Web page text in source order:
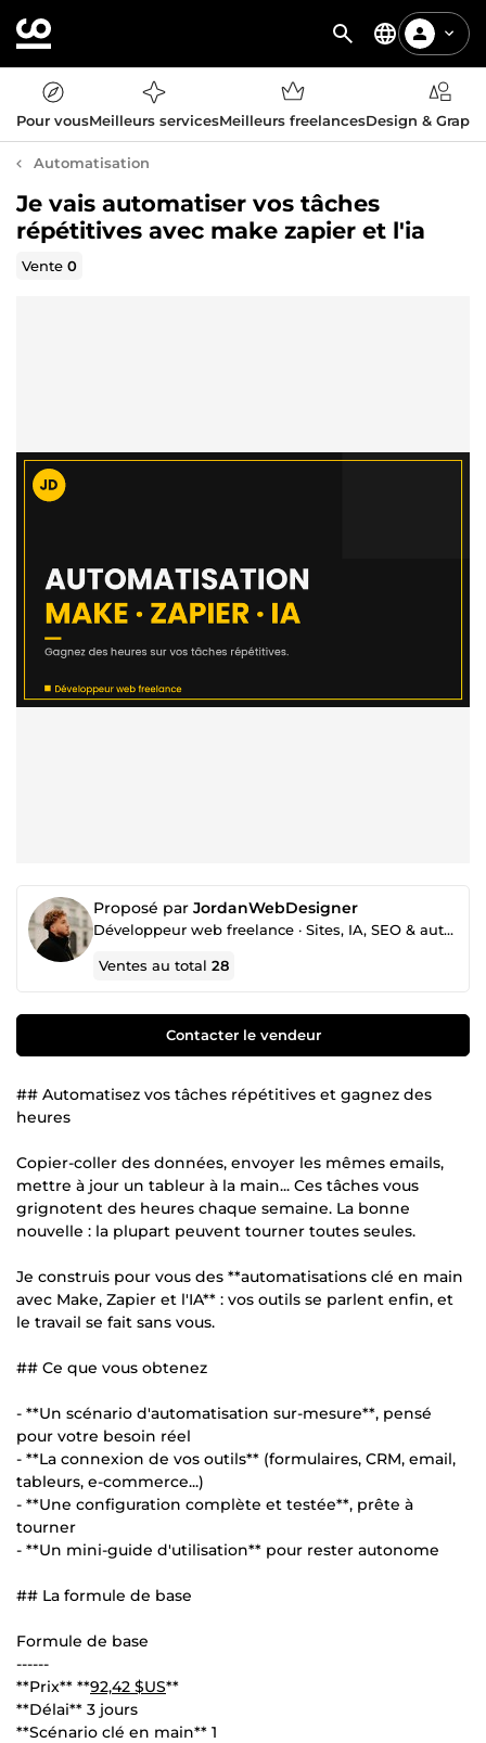
Pour vousMeilleurs servicesMeilleurs freelancesDesign &
Automatisation
Je vais automatiser vos tâches
répétitives avec make zapier et l'ia
Vente0
Proposé par JordanWebDesigner
Développeur web freelance · Sites, IA, SEO & automatisation
Ventes au total28
Contacter le vendeur
## Automatisez vos tâches répétitives et gagnez des
heures
Copier-coller des données, envoyer les mêmes emails,
mettre à jour un tableur à la main... Ces tâches vous
grignotent des heures chaque semaine. La bonne
nouvelle : la plupart peuvent tourner toutes seules.
Je construis pour vous des **automatisations clé en main
avec Make, Zapier et l'IA** : vos outils se parlent enfin, et
le travail se fait sans vous.
## Ce que vous obtenez
- **Un scénario d'automatisation sur-mesure**, pensé
pour votre besoin réel
- **La connexion de vos outils** (formulaires, CRM, email,
tableurs, e-commerce...)
- **Une configuration complète et testée**, prête à
tourner
- **Un mini-guide d'utilisation** pour rester autonome
## La formule de base
Formule de base
------
**Prix** **92,42 $US**
**Délai** 3 jours
**Scénario clé en main** 1